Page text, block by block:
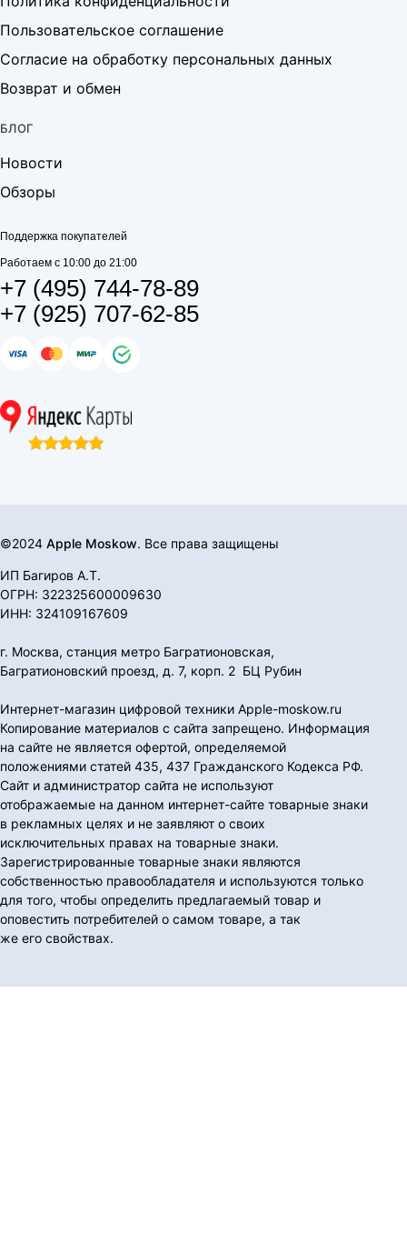
Пользовательское соглашение
Согласие на обработку персональных данных
Возврат и обмен
БЛОГ
Новости
Обзоры
Поддержка покупателей
Работаем с 10:00 до 21:00
+7 (495) 744-78-89
+7 (925) 707-62-85
©2024 Apple Moskow. Все права защищены
ИП Багиров А.Т.
ОГРН: 322325600009630
ИНН: 324109167609
г. Москва, станция метро Багратионовская,
Багратионовский проезд, д. 7, корп. 2 БЦ Рубин
Интернет-магазин цифровой техники Apple-moskow.ru
Копирование материалов с сайта запрещено. Информация
на сайте не является офертой, определяемой
положениями статей 435, 437 Гражданского Кодекса РФ.
Сайт и администратор сайта не используют
отображаемые на данном интернет-сайте товарные знаки
в рекламных целях и не заявляют о своих
исключительных правах на товарные знаки.
Зарегистрированные товарные знаки являются
собственностью правообладателя и используются только
для того, чтобы определить предлагаемый товар и
оповестить потребителей о самом товаре, а так
же его свойствах.